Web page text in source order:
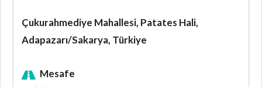
Çukurahmediye Mahallesi, Patates Hali,
Adapazarı/Sakarya, Türkiye
Mesafe